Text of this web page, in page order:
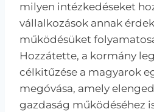
milyen intézkedéseket
vállalkozások annak
működésüket
Hozzátette, a kormány
célkitűzése a magyarok
megóvása, amely
gazdaság működéséhez